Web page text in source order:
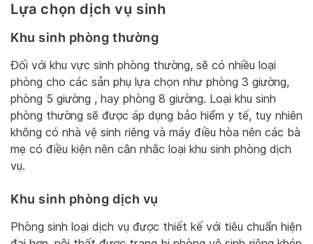
Lựa chọn dịch vụ sinh
Khu sinh phòng thường
Đối với khu vực sinh phòng thường, sẽ có nhiều loại
phòng cho các sản phụ lựa chọn như phòng 3 giường,
phòng 5 giường , hay phòng 8 giường. Loại khu sinh
phòng thường sẽ được áp dụng bảo hiểm y tế, tuy nhiên
không có nhà vệ sinh riêng và máy điều hòa nên các bà
mẹ có điều kiện nên cân nhắc loại khu sinh phòng dịch
vụ.
Khu sinh phòng dịch vụ
Phòng sinh loại dịch vụ được thiết kế với tiêu chuẩn hiện